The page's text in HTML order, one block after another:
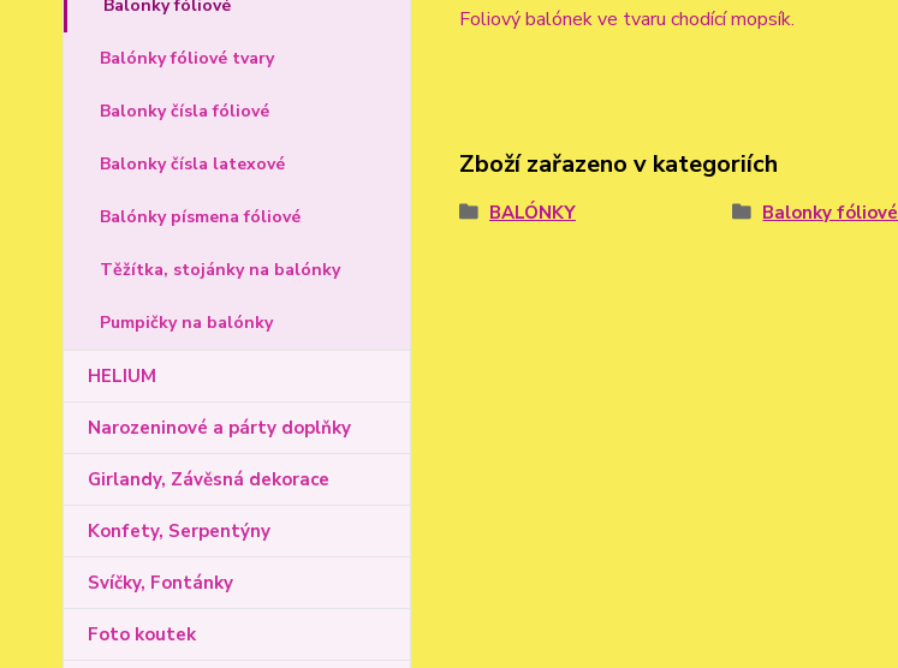
Balonky fóliové
Balónky fóliové tvary
Balonky čísla fóliové
Balonky čísla latexové
Balónky písmena fóliové
Těžítka, stojánky na balónky
Pumpičky na balónky
HELIUM
Narozeninové a párty doplňky
Girlandy, Závěsná dekorace
Konfety, Serpentýny
Svíčky, Fontánky
Foto koutek
Foliový balónek ve tvaru chodící mopsík.
Zboží zařazeno v kategoriích
BALÓNKY Balonky fóliové